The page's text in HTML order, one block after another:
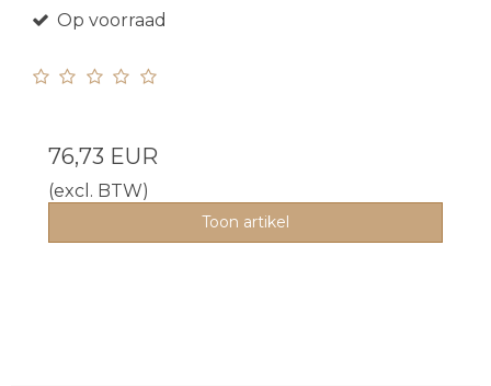
Op voorraad
76,73 EUR
(excl. BTW)
Toon artikel